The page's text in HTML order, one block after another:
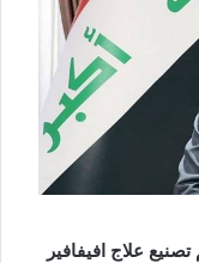
علاج افيفافير